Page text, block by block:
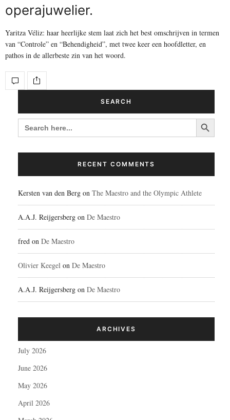
operajuwelier.
Yaritza Véliz: haar heerlijke stem laat zich het best omschrijven in termen
van “Controle” en “Behendigheid”, met twee keer een hoofdletter, en
pathos in de allerbeste zin van het woord.
SEARCH
SEARCH
FOR:
Search Button
RECENT COMMENTS
Kersten van den Berg on The Maestro and the Olympic Athlete
A.A.J. Reijgersberg on De Maestro
fred on De Maestro
Olivier Keegel on De Maestro
A.A.J. Reijgersberg on De Maestro
ARCHIVES
July 2026
June 2026
May 2026
April 2026